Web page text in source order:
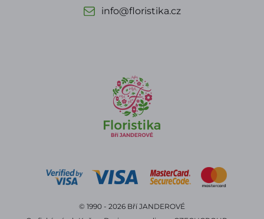
info@floristika.cz
© 1990 - 2026 Bří JANDEROVÉ